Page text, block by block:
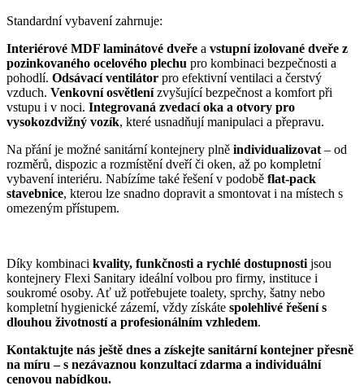
Standardní vybavení zahrnuje:
Interiérové MDF laminátové dveře a vstupní izolované dveře z
pozinkovaného ocelového plechu pro kombinaci bezpečnosti a
pohodlí. Odsávací ventilátor pro efektivní ventilaci a čerstvý
vzduch. Venkovní osvětlenízvyšující bezpečnost a komfort při
vstupu i v noci. Integrovaná zvedací oka a otvory pro
vysokozdvižný vozík, které usnadňují manipulaci a přepravu.
Na přání je možné sanitární kontejnery plně individualizovat – od
rozměrů, dispozic a rozmístění dveří či oken, až po kompletní
vybavení interiéru. Nabízíme také řešení v podobě flat-pack
stavebnice, kterou lze snadno dopravit a smontovat i na místech s
omezeným přístupem.
Díky kombinaci kvality, funkčnosti a rychlé dostupnosti jsou
kontejnery Flexi Sanitary ideální volbou pro firmy, instituce i
soukromé osoby. Ať už potřebujete toalety, sprchy, šatny nebo
kompletní hygienické zázemí, vždy získáte spolehlivé řešení s
dlouhou životností a profesionálním vzhledem.
Kontaktujte nás ještě dnes a získejte sanitární kontejner přesně
na míru – s nezávaznou konzultací zdarma a individuální
cenovou nabídkou.